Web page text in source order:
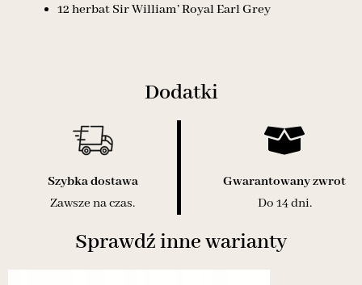
12 herbat Sir William’ Royal Earl Grey
Dodatki
Szybka dostawa
Zawsze na czas.
Gwarantowany zwrot
Do 14 dni.
Sprawdź inne warianty